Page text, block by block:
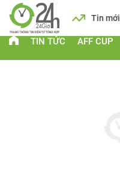
Lịch Tin mới
TIN TỨC AFF CUP